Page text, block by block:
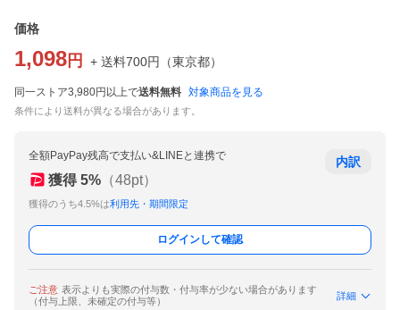
価格
1,098 円 + 送料700円 （東京都）
同一ストア3,980円以上で送料無料 対象商品を見る
条件により送料が異なる場合があります。
全額PayPay残高で支払い&LINEと連携で
獲得 5% （48pt）
獲得のうち4.5%は利用先・期間限定
内訳
ログインして確認
ご注意 表示よりも実際の付与数・付与率が少ない場合があります
（付与上限、未確定の付与等）
詳細